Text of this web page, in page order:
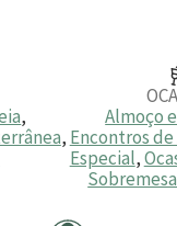
,
,
Almoço
Encontros de
Especial,